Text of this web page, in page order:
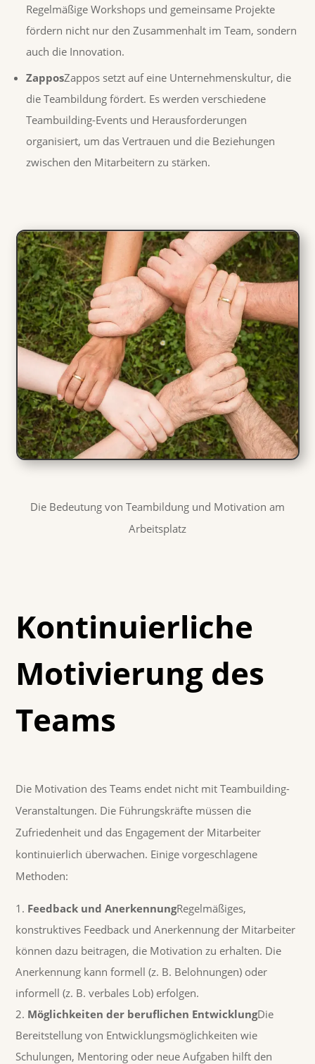
Regelmäßige Workshops und gemeinsame Projekte
fördern nicht nur den Zusammenhalt im Team, sondern
auch die Innovation.
ZapposZappos setzt auf eine Unternehmenskultur, die
die Teambildung fördert. Es werden verschiedene
Teambuilding-Events und Herausforderungen
organisiert, um das Vertrauen und die Beziehungen
zwischen den Mitarbeitern zu stärken.
Die Bedeutung von Teambildung und Motivation am
Arbeitsplatz
Kontinuierliche
Motivierung des
Teams
Die Motivation des Teams endet nicht mit Teambuilding-
Veranstaltungen. Die Führungskräfte müssen die
Zufriedenheit und das Engagement der Mitarbeiter
kontinuierlich überwachen. Einige vorgeschlagene
Methoden:
Feedback und AnerkennungRegelmäßiges,
konstruktives Feedback und Anerkennung der Mitarbeiter
können dazu beitragen, die Motivation zu erhalten. Die
Anerkennung kann formell (z. B. Belohnungen) oder
informell (z. B. verbales Lob) erfolgen.
Möglichkeiten der beruflichen EntwicklungDie
Bereitstellung von Entwicklungsmöglichkeiten wie
Schulungen, Mentoring oder neue Aufgaben hilft den